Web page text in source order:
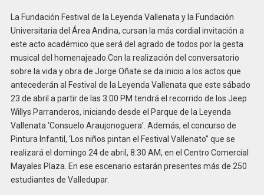
La Fundación Festival de la Leyenda Vallenata y la Fundación
Universitaria del Área Andina, cursan la más cordial invitación a
este acto académico que será del agrado de todos por la gesta
musical del homenajeado.Con la realización del conversatorio
sobre la vida y obra de Jorge Oñate se da inicio a los actos que
antecederán al Festival de la Leyenda Vallenata que este sábado
23 de abril a partir de las 3:00 PM tendrá el recorrido de los Jeep
Willys Parranderos, iniciando desde el Parque de la Leyenda
Vallenata ‘Consuelo Araujonoguera’. Además, el concurso de
Pintura Infantil, ‘Los niños pintan el Festival Vallenato” que se
realizará el domingo 24 de abril, 8:30 AM, en el Centro Comercial
Mayales Plaza. En ese escenario estarán presentes más de 250
estudiantes de Valledupar.